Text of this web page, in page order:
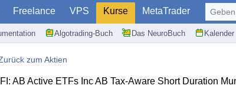
Freelance VPS Kurse MetaTrader
Algotrading-Buch Das NeuroBuch Kalender
zum Aktien
AB Active ETFs Inc AB Tax-Aware Short Duration